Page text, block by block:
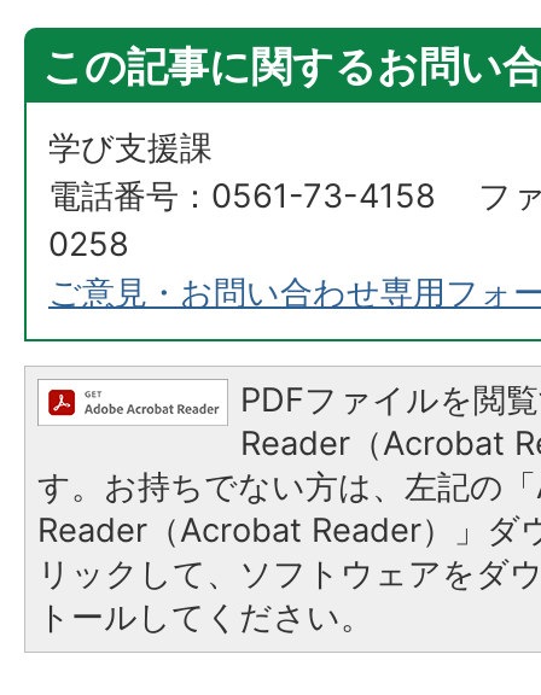
この記事に関するお問い
学び支援課
電話番号：0561-73-4158 フ
0258
ご意見・お問い合わせ専用フォ
PDFファイルを閲
Reader（Acrobat
す。お持ちでない方は、左記の
Reader（Acrobat Reader）」ダ
リックして、ソフトウェアをダ
トールしてください。